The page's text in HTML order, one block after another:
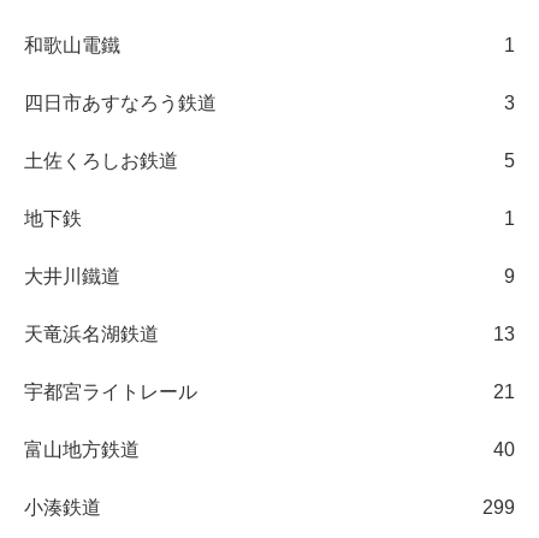
和歌山電鐵 1
四日市あすなろう鉄道 3
土佐くろしお鉄道 5
地下鉄 1
大井川鐵道 9
天竜浜名湖鉄道 13
宇都宮ライトレール 21
富山地方鉄道 40
小湊鉄道 299